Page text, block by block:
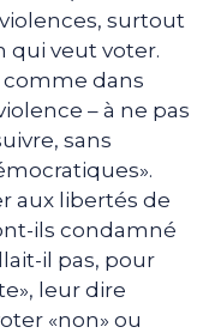
surtout
qui veut voter.
comme dans
– à ne pas
sans
aux libertés de
ils condamné
il pas, pour
leur dire
«non» ou